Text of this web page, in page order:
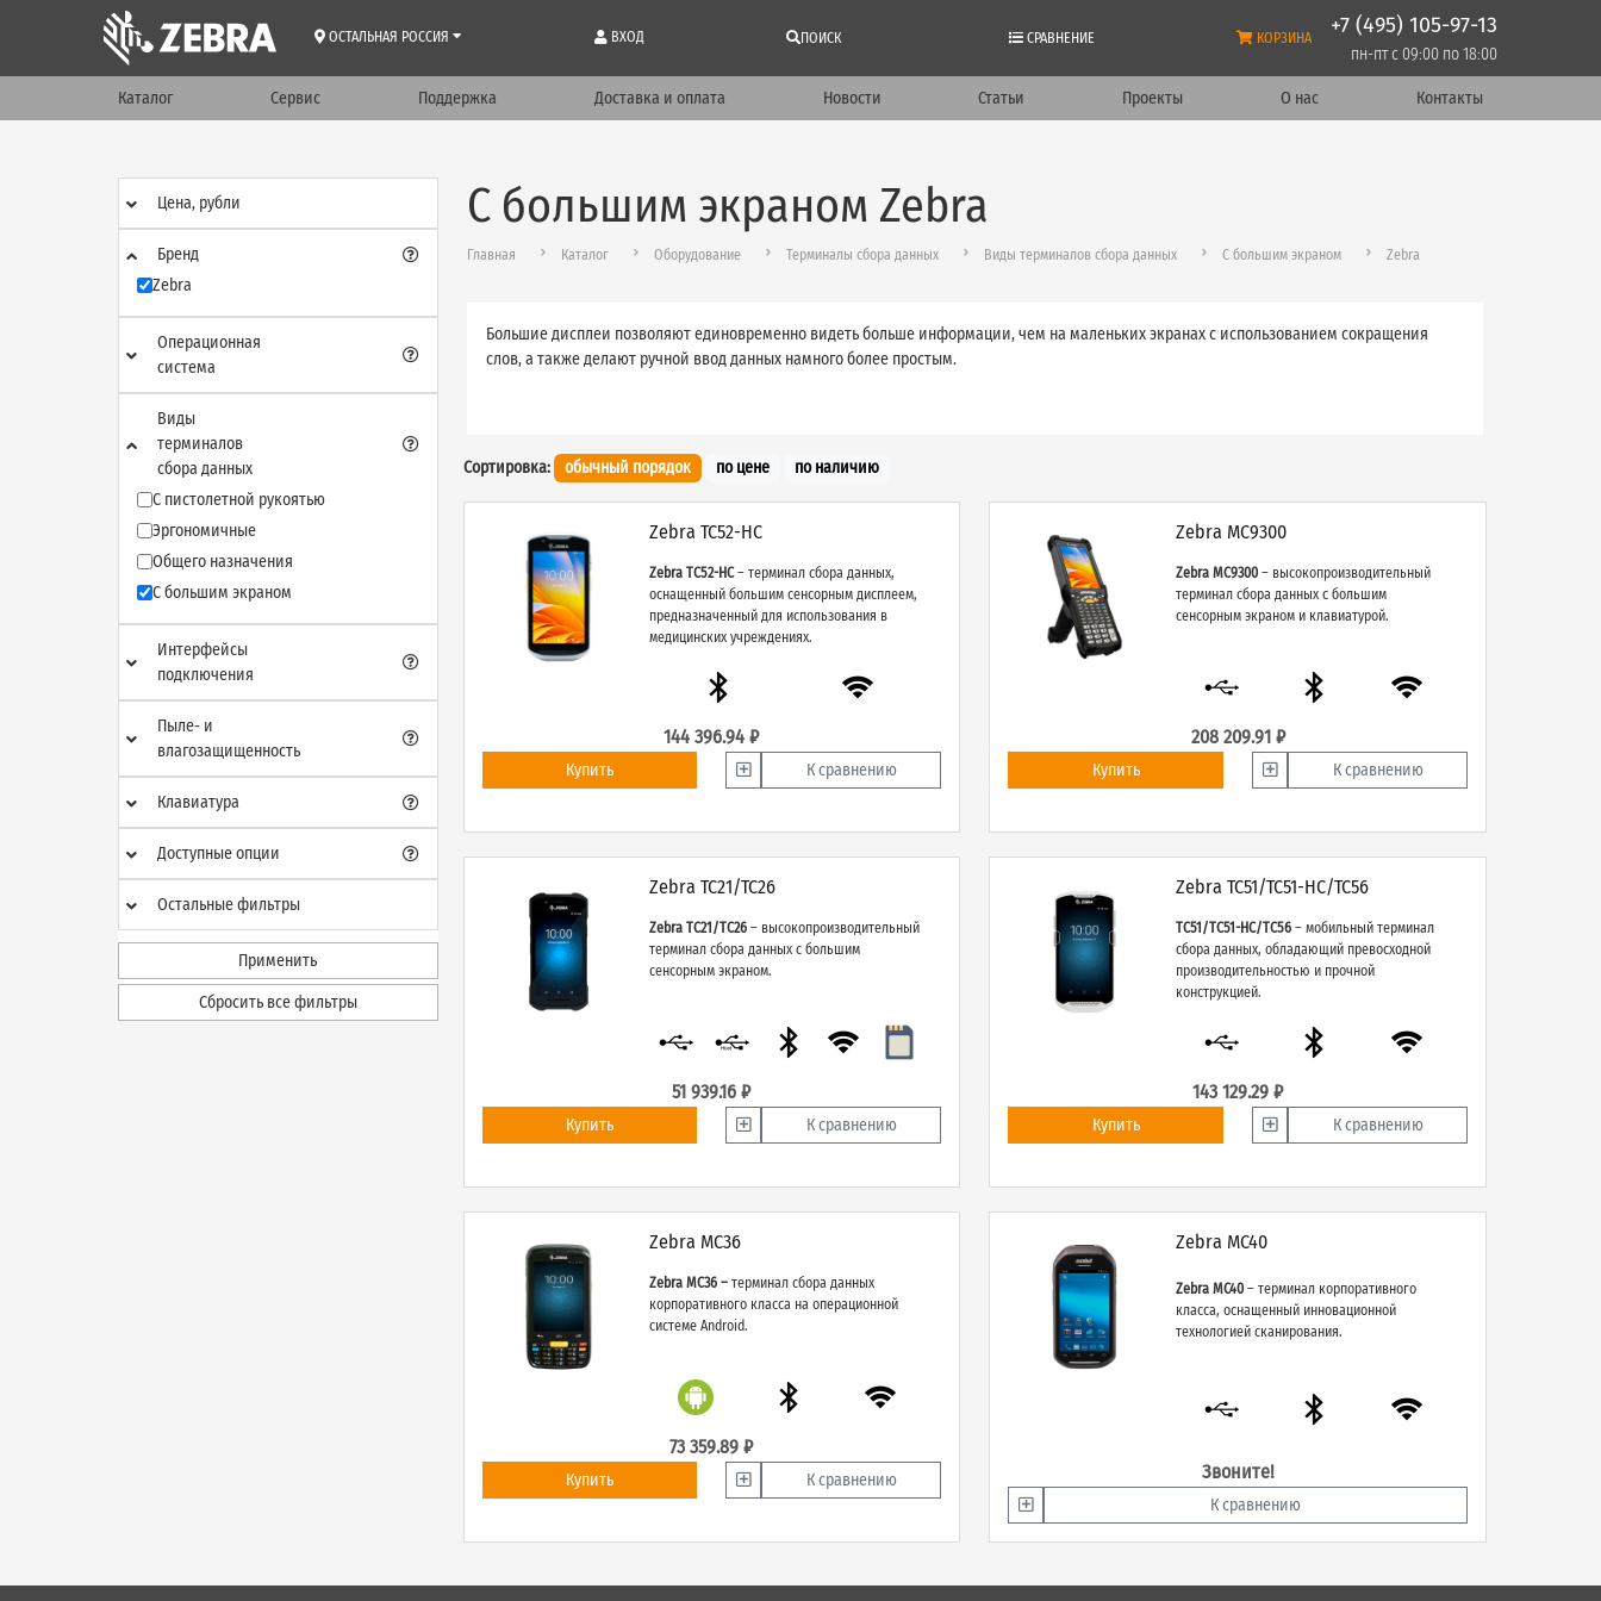
ОСТАЛЬНАЯ РОССИЯ ВХОД ПОИСК СРАВНЕНИЕ КОРЗИНА +7 (495) 105-97-13
пн-пт с 09:00 по 18:00
Каталог Сервис Поддержка Доставка и оплата Новости Статьи Проекты О нас Контакты
Цена, рубли
Бренд
Zebra
Операционная
система
Виды
терминалов
сбора данных
С пистолетной рукоятью
Эргономичные
Общего назначения
С большим экраном
Интерфейсы
подключения
Пыле- и
влагозащищенность
Клавиатура
Доступные опции
Остальные фильтры
Применить
Сбросить все фильтры
С большим экраном Zebra
Главная Каталог Оборудование Терминалы сбора данных Виды терминалов сбора данных С большим экраном Zebra
Большие дисплеи позволяют единовременно видеть больше информации, чем на маленьких экранах с использованием сокращения
слов, а также делают ручной ввод данных намного более простым.
Сортировка: обычный порядок по цене по наличию
Zebra TC52-HC
Zebra TC52-HC– терминал сбора данных,
оснащенный большим сенсорным дисплеем,
предназначенный для использования в
медицинских учреждениях.
144 396.94 ₽
Купить К сравнению
Zebra MC9300
Zebra MC9300– высокопроизводительный
терминал сбора данных с большим
сенсорным экраном и клавиатурой.
208 209.91 ₽
Купить К сравнению
Zebra TC21/TC26
Zebra TC21/TC26 – высокопроизводительный
терминал сбора данных с большим
сенсорным экраном.
51 939.16 ₽
Купить К сравнению
Zebra TC51/TC51-HC/TC56
TC51/TC51-HC/TC56– мобильный терминал
сбора данных, обладающий превосходной
производительностью и прочной
конструкцией.
143 129.29 ₽
Купить К сравнению
Zebra MC36
Zebra MC36 – терминал сбора данных
корпоративного класса на операционной
системе Android.
73 359.89 ₽
Купить К сравнению
Zebra MC40
Zebra MC40– терминал корпоративного
класса, оснащенный инновационной
технологией сканирования.
Звоните!
К сравнению